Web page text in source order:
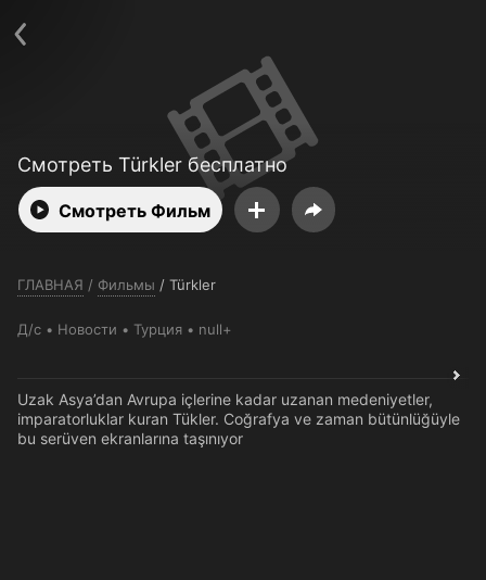
Смотреть Türkler бесплатно
Смотреть Фильм
ГЛАВНАЯ / Фильмы / Türkler
Д/с Новости Турция null+
Uzak Asya’dan Avrupa içlerine kadar uzanan medeniyetler,
imparatorluklar kuran Tükler. Coğrafya ve zaman bütünlüğüyle
bu serüven ekranlarına taşınıyor
Политика конфиденциальности
Открыть приложение